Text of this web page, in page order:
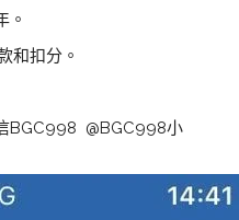
。
和扣分。
BGC998 @BGC998小